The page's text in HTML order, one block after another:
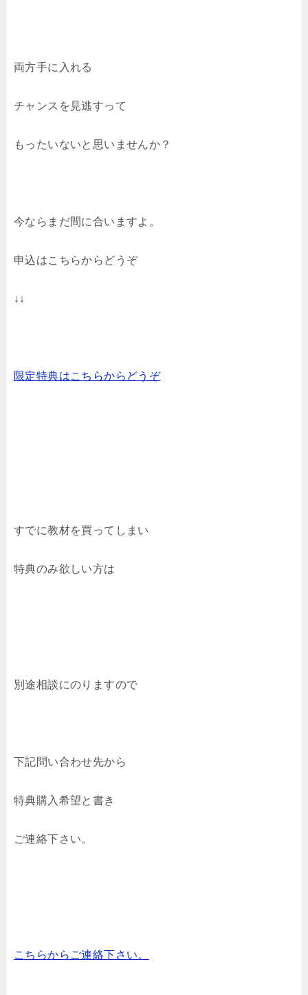
両方手に入れる
チャンスを見逃すって
もったいないと思いませんか？
今ならまだ間に合いますよ。
申込はこちらからどうぞ
↓↓
限定特典はこちらからどうぞ
すでに教材を買ってしまい
特典のみ欲しい方は
別途相談にのりますので
下記問い合わせ先から
特典購入希望と書き
ご連絡下さい。
こちらからご連絡下さい。